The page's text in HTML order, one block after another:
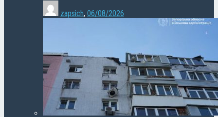
zapsich, 06/08/2026